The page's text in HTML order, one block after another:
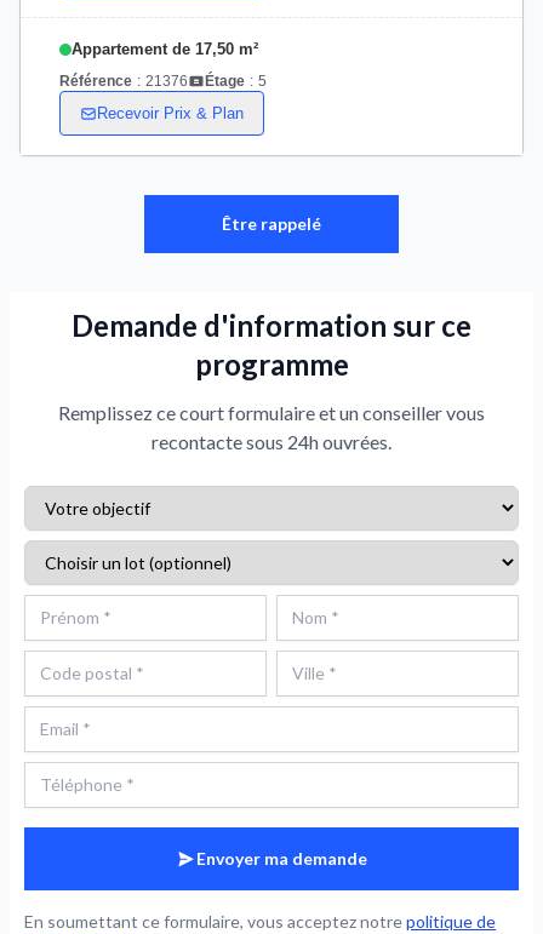
Appartement de 17,50 m²
Référence : 21376 Étage : 5
Recevoir Prix & Plan
Être rappelé
Demande d'information sur ce
programme
Remplissez ce court formulaire et un conseiller vous
recontacte sous 24h ouvrées.
Envoyer ma demande
En soumettant ce formulaire, vous acceptez notrepolitique de